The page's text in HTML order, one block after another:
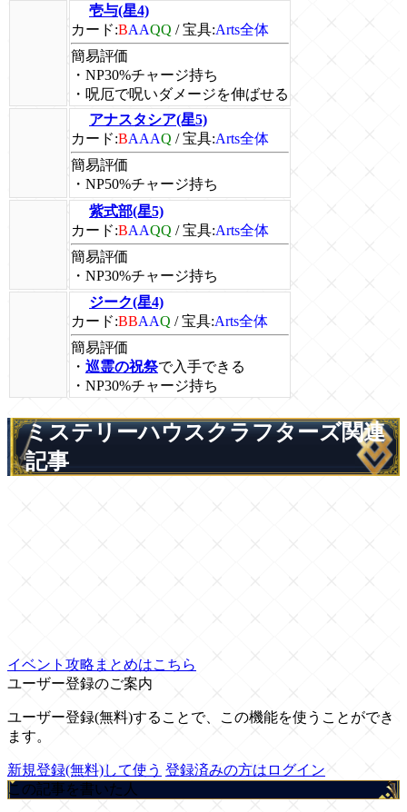
壱与(星4)
カード:BAAQQ /宝具:Arts全体
簡易評価
・NP30%チャージ持ち
・呪厄で呪いダメージを伸ばせる
アナスタシア(星5)
カード:BAAAQ /宝具:Arts全体
簡易評価
・NP50%チャージ持ち
紫式部(星5)
カード:BAAQQ /宝具:Arts全体
簡易評価
・NP30%チャージ持ち
ジーク(星4)
カード:BBAAQ /宝具:Arts全体
簡易評価
・ 巡霊の祝祭で入手できる
・NP30%チャージ持ち
ミステリーハウスクラフターズ関連
記事
イベント攻略まとめはこちら
ユーザー登録のご案内
ユーザー登録(無料)することで、この機能を使うことができ
ます。
新規登録(無料)して使う 登録済みの方はログイン
この記事を書いた人